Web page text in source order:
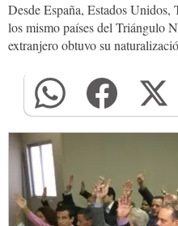
Desde España, Estados
los mismo países del Triángulo
extranjero obtuvo su